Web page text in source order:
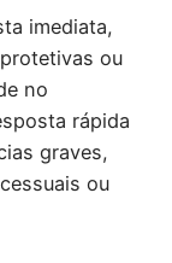
imediata,
ou
no
rápida
graves,
ou